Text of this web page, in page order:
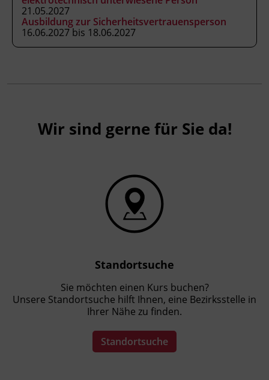
21.05.2027
Ausbildung zur Sicherheitsvertrauensperson
16.06.2027 bis 18.06.2027
Wir sind gerne für Sie da!
Standortsuche
Sie möchten einen Kurs buchen?
Unsere Standortsuche hilft Ihnen, eine Bezirksstelle in
Ihrer Nähe zu finden.
Standortsuche